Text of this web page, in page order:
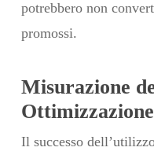
potrebbero non
promossi.
Misurazione
Ottimizzazione
Il successo